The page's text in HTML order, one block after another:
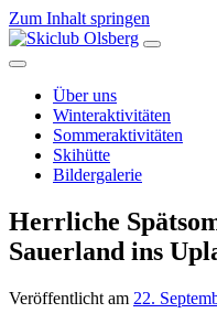
Zum Inhalt springen
Hauptnavigation
Über uns
Winteraktivitäten
Sommeraktivitäten
Skihütte
Bildergalerie
Herrliche
Sauerland ins
Veröffentlicht am 22.